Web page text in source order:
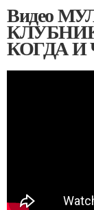
Видео
КОГДА